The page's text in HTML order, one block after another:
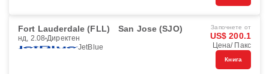
Fort Lauderdale (FLL) San Jose (SJO)
нд, 2.08 Директен
JetBlue
Започнете от
US$ 200.1
Цена/ Пакс
Книга